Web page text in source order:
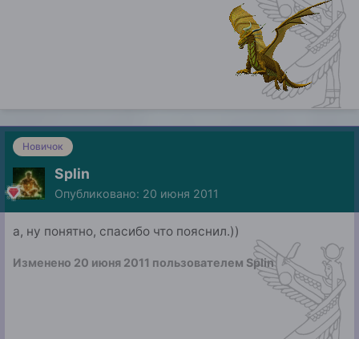
Новичок
Splin
Опубликовано: 20 июня 2011
а, ну понятно, спасибо что пояснил.))
Изменено 20 июня 2011 пользователем Splin